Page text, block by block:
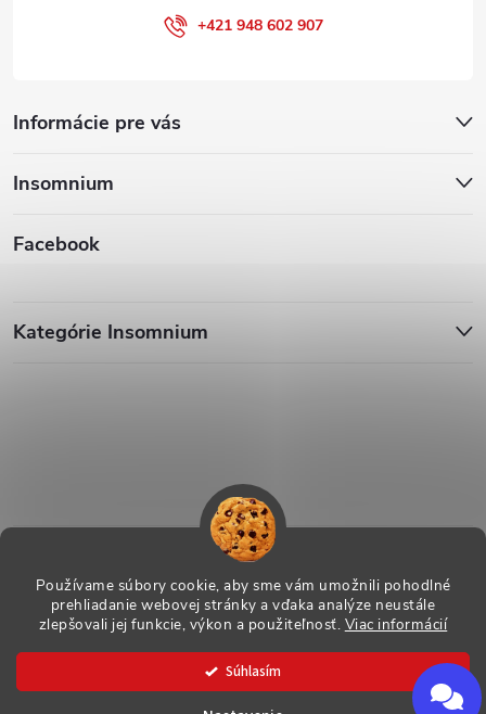
Používame súbory cookie, aby sme vám umožnili pohodlné
prehliadanie webovej stránky a vďaka analýze neustále
zlepšovali jej funkcie, výkon a použiteľnosť. Viac informácií
Súhlasím
Informácie pre vás
Insomnium
Facebook
+421 948 602 907
Kategórie Insomnium
Copyright 2026ESHOP - Insomnium, s.r.o.. Všetky práva vyhradené.